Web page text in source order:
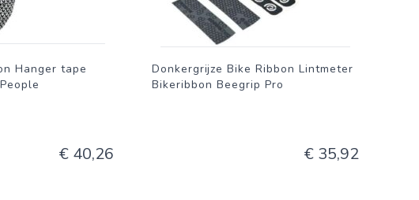
Hanger tape
€ 40,26
Donkergrijze Bike Ribbon Lintmeter
Bikeribbon Beegrip Pro
€ 35,92